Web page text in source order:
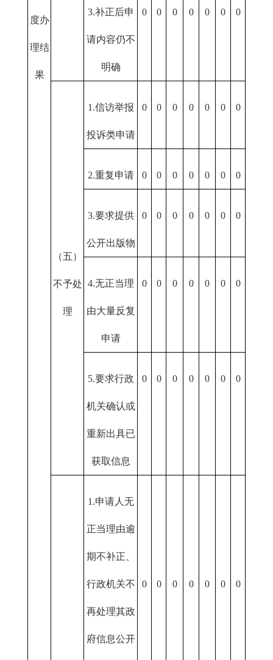
度办
理结
果
3.补正后申
请内容仍不
明确
0 0 0 0 0 0 0
（五）
不予处
理
1.信访举报
投诉类申请
0 0 0 0 0 0 0
2.重复申请 0 0 0 0 0 0 0
3.要求提供
公开出版物
0 0 0 0 0 0 0
4.无正当理
由大量反复
申请
0 0 0 0 0 0 0
5.要求行政
机关确认或
重新出具已
获取信息
0 0 0 0 0 0 0
1.申请人无
正当理由逾
期不补正、
行政机关不
再处理其政
府信息公开
0 0 0 0 0 0 0